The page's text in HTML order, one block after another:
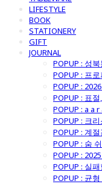
LIFESTYLE
BOOK
STATIONERY
GIFT
JOURNAL
POPUP : 성
POPUP : 프
POPUP :
POPUP : 표
POPUP : a a
POPUP : 크
POPUP : 계
POPUP : 숨
POPUP :
POPUP : 실
POPUP : 균